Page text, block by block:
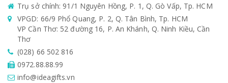
Trụ sở chính: 91/1 Nguyên Hồng, P. 1, Q. Gò Vấp, Tp. HCM
VPGD: 66/9 Phổ Quang, P. 2, Q. Tân Bình, Tp. HCM
VP Cần Thơ: 52 đường 16, P. An Khánh, Q. Ninh Kiều, Cần
Thơ
(028) 66 502 816
0972.88.88.99
info@ideagifts.vn